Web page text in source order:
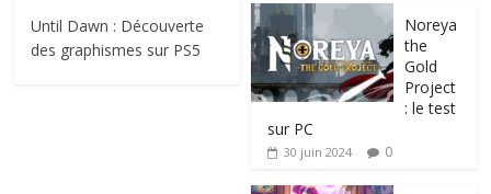
Until Dawn : Découverte
des graphismes sur PS5
Noreya
the
Gold
Project
: le test
sur PC
30 juin 2024 0